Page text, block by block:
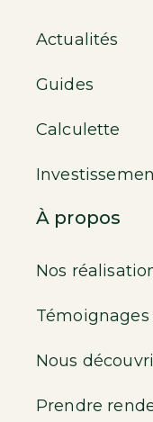
Actualités
Guides
Calculette
À propos
Nos
Témoignages
Nous
Prendre